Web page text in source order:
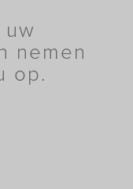
nemen
op.